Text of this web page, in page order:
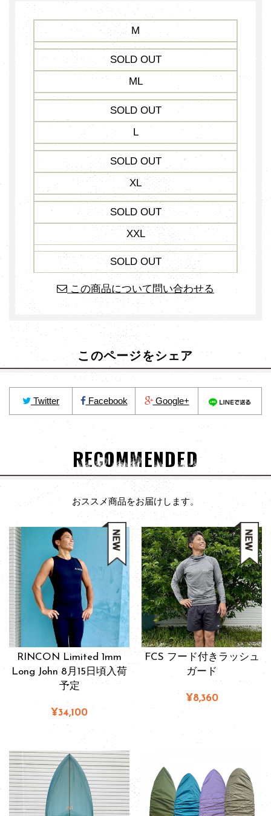
M
SOLD OUT
ML
SOLD OUT
L
SOLD OUT
XL
SOLD OUT
XXL
SOLD OUT
この商品について問い合わせる
このページをシェア
Twitter Facebook Google+
RECOMMENDED
おススメ商品をお届けします。
RINCON Limited 1mm
Long John 8月15日頃入荷
予定
¥34,100
FCS フード付きラッシュ
ガード
¥8,360